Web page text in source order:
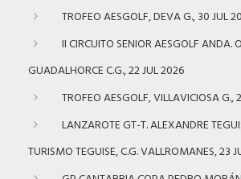
TROFEO AESGOLF, DEVA G., 30 JUL
II CIRCUITO SENIOR AESGOLF ANDA.
GUADALHORCE C.G., 22 JUL 2026
TROFEO AESGOLF, VILLAVICIOSA G.,
LANZAROTE GT-T. ALEXANDRE
TURISMO TEGUISE, C.G. VALLROMANES, 23